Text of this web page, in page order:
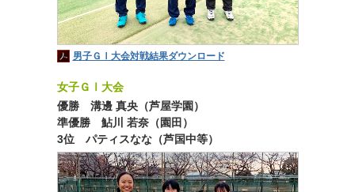
男子ＧⅠ大会対戦結果ダウンロード
女子ＧⅠ大会
優勝 溝邊 真央（芦屋学園）
準優勝 鮎川 若奈（園田）
3位 パティスなな（芦国中等）